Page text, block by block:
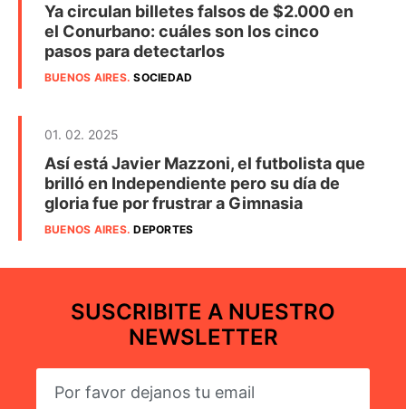
Ya circulan billetes falsos de $2.000 en
el Conurbano: cuáles son los cinco
pasos para detectarlos
BUENOS AIRES.SOCIEDAD
01. 02. 2025
Así está Javier Mazzoni, el futbolista que
brilló en Independiente pero su día de
gloria fue por frustrar a Gimnasia
BUENOS AIRES.DEPORTES
SUSCRIBITE A NUESTRO
NEWSLETTER